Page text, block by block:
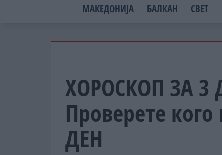
МАКЕДОНИЈА БАЛКАН СВЕТ
ХОРОСКОП ЗА 3
Проверете
ДЕН